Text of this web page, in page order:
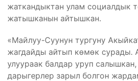
жаткандыктан улам социалдык
жатышканын айтышкан.
«Майлуу-Суунун тургуну
жагдайды айтып көмөк сурады.
улуураак балдар уруп
дарыгерлер зарыл болгон